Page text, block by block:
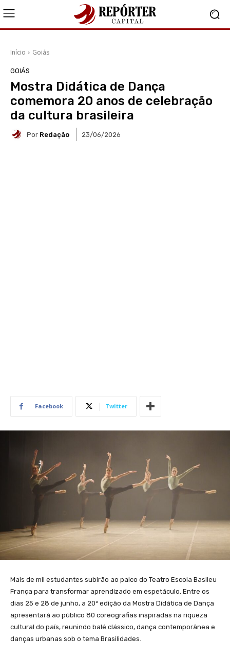
Início Goiás
GOIÁS
Mostra Didática de Dança
comemora 20 anos de celebração
da cultura brasileira
Por Redação 23/06/2026
Facebook Twitter
Mais de mil estudantes subirão ao palco do Teatro Escola Basileu
França para transformar aprendizado em espetáculo. Entre os
dias 25 e 28 de junho, a 20ª edição da Mostra Didática de Dança
apresentará ao público 80 coreografias inspiradas na riqueza
cultural do país, reunindo balé clássico, dança contemporânea e
danças urbanas sob o tema Brasilidades.